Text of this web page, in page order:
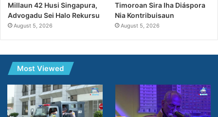
Millaun 42 Husi Singapura,
Advogadu Sei Halo Rekursu
August 5, 2026
Timoroan Sira Iha Diáspora
Nia Kontribuisaun
August 5, 2026
Most Viewed